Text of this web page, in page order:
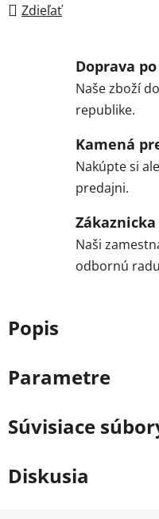
Zdieľať
Doprava
Naše zboží
republike.
Kamená
Nakúpte si
predajni.
Naši
odbornú
Popis
Parametre
Súvisiace
Diskusia